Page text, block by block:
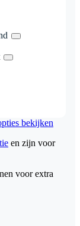
bekijken
en zijn voor
voor extra